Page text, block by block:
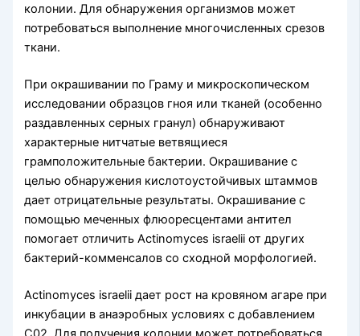
колонии. Для обнаружения организ­мов может
потребоваться выполнение многочисленных срезов
ткани.
При окрашивании по Граму и микроскопическом
исследовании образцов гноя или тканей (особенно
раздавленных серных гранул) обнаруживают
характерные нитчатые ветвящиеся
грамположительные бактерии. Окрашивание с
целью обна­ружения кислотоустойчивых штаммов
дает отрицательные результаты. Окрашива­ние с
помощью меченных флюоресцентами антител
помогает отличить Actinomyces israelii от других
бактерий-комменсалов со сходной морфологией.
Actinomyces israelii дает рост на кровяном агаре при
инкубации в анаэробных ус­ловиях с добавлением